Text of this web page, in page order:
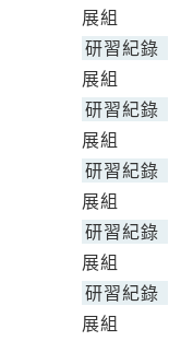
展組
研習紀錄
展組
研習紀錄
展組
研習紀錄
展組
研習紀錄
展組
研習紀錄
展組